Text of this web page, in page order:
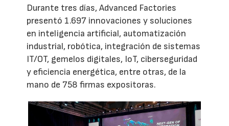
Durante tres días, Advanced Factories
presentó 1.697 innovaciones y soluciones
en inteligencia artificial, automatización
industrial, robótica, integración de sistemas
IT/OT, gemelos digitales, IoT, ciberseguridad
y eficiencia energética, entre otras, de la
mano de 758 firmas expositoras.